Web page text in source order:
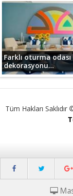
Farklı oturma odası
dekorasyonu...
Tüm Hakları